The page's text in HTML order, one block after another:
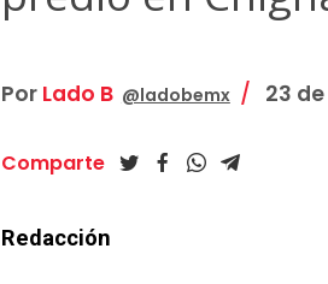
Por Lado B @ladobemx 23
Comparte
Redacción